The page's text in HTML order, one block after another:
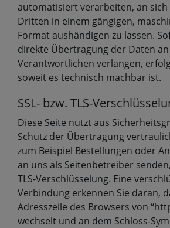
automatisiert verarbeiten, an sich
Dritten in einem gängigen,
Format aushändigen zu lassen.
direkte Übertragung der Daten
Verantwortlichen verlangen,
soweit es technisch machbar ist.
SSL- bzw. TLS-
Diese Seite nutzt aus
Schutz der Übertragung
zum Beispiel Bestellungen oder
an uns als Seitenbetreiber
TLS-Verschlüsselung. Eine
Verbindung erkennen Sie daran,
Adresszeile des Browsers von
wechselt und an dem Schloss-